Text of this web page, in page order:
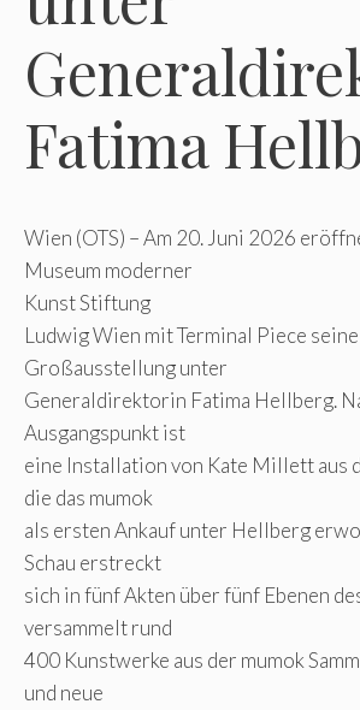
Fatima
Wien (OTS) – Am 20. Juni 2026
Museum moderner
Kunst Stiftung
Ludwig Wien mit Terminal Piece
Großausstellung unter
Generaldirektorin Fatima Hellberg.
Ausgangspunkt ist
eine Installation von Kate Millett aus
die das mumok
als ersten Ankauf unter Hellberg
Schau erstreckt
sich in fünf Akten über fünf Ebenen
versammelt rund
400 Kunstwerke aus der mumok
und neue